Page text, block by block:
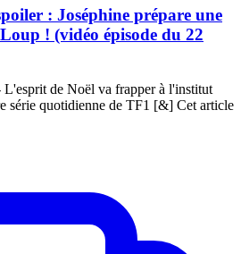
: Joséphine prépare une
! (vidéo épisode du 22
de Noël va frapper à l'institut
série quotidienne de TF1 [&] Cet article